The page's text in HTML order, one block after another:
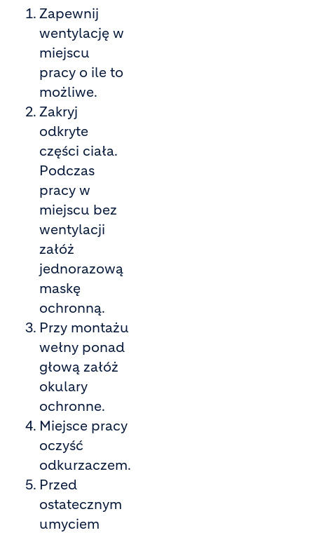
Zapewnij
wentylację w
miejscu
pracy o ile to
możliwe.
Zakryj
odkryte
części ciała.
Podczas
pracy w
miejscu bez
wentylacji
załóż
jednorazową
maskę
ochronną.
Przy montażu
wełny ponad
głową załóż
okulary
ochronne.
Miejsce pracy
oczyść
odkurzaczem.
Przed
ostatecznym
umyciem